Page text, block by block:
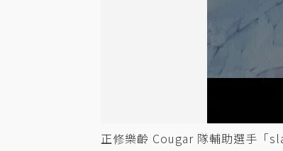
正修樂齡 Cougar 隊輔助選手「